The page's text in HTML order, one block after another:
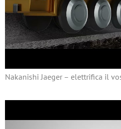
Nakanishi Jaeger – elettrifica il